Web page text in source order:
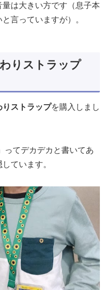
は大きい方です（息子本
言っていますが）。
りストラップ
りストラップを購入しまし
ってデカデカと書いてあ
ています。